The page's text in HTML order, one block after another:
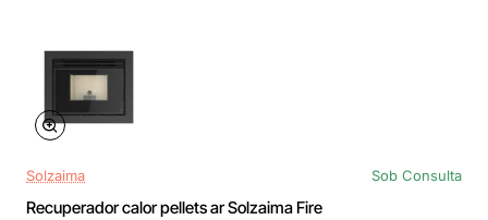
Solzaima Sob Consulta
Recuperador calor pellets ar Solzaima Fire